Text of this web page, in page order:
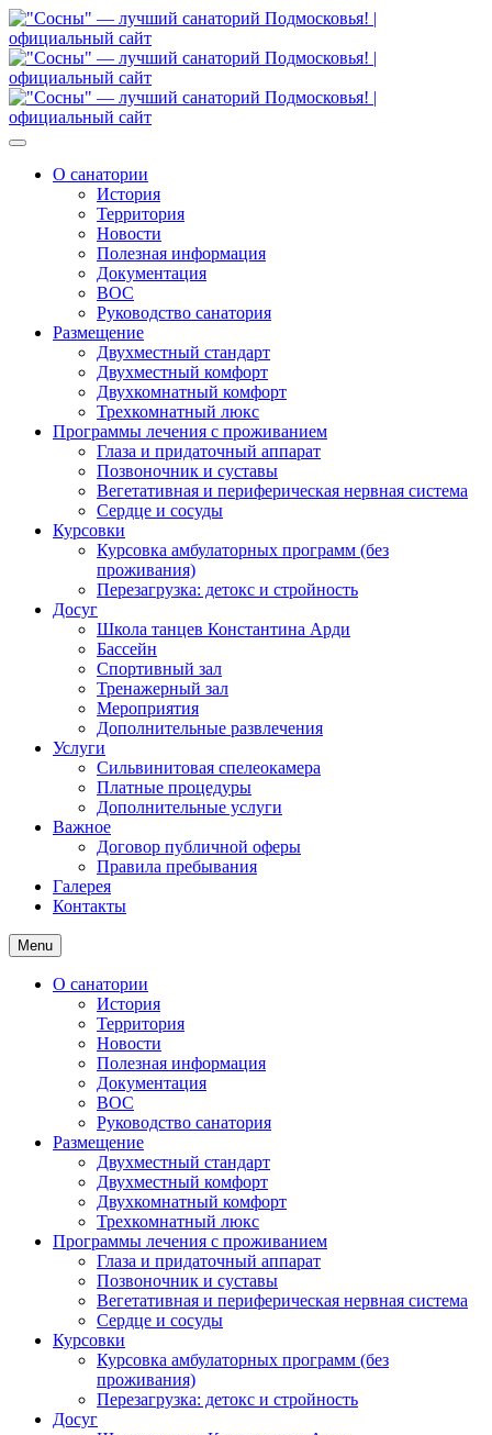
О санатории
История
Территория
Новости
Полезная информация
Документация
ВОС
Руководство санатория
Размещение
Двухместный стандарт
Двухместный комфорт
Двухкомнатный комфорт
Трехкомнатный люкс
Программы лечения с проживанием
Глаза и придаточный аппарат
Позвоночник и суставы
Вегетативная и периферическая нервная система
Сердце и сосуды
Курсовки
Курсовка амбулаторных программ (без
проживания)
Перезагрузка: детокс и стройность
Досуг
Школа танцев Константина Арди
Бассейн
Спортивный зал
Тренажерный зал
Мероприятия
Дополнительные развлечения
Услуги
Сильвинитовая спелеокамера
Платные процедуры
Дополнительные услуги
Важное
Договор публичной оферы
Правила пребывания
Галерея
Контакты
Menu
О санатории
История
Территория
Новости
Полезная информация
Документация
ВОС
Руководство санатория
Размещение
Двухместный стандарт
Двухместный комфорт
Двухкомнатный комфорт
Трехкомнатный люкс
Программы лечения с проживанием
Глаза и придаточный аппарат
Позвоночник и суставы
Вегетативная и периферическая нервная система
Сердце и сосуды
Курсовки
Курсовка амбулаторных программ (без
проживания)
Перезагрузка: детокс и стройность
Досуг